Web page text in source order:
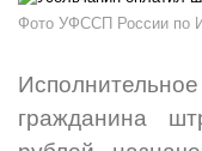
Фото УФССП России по
гражданина